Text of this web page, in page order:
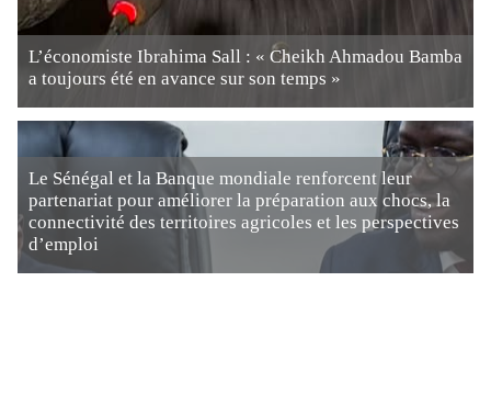
L’économiste Ibrahima Sall : « Cheikh Ahmadou Bamba
a toujours été en avance sur son temps »
Le Sénégal et la Banque mondiale renforcent leur
partenariat pour améliorer la préparation aux chocs, la
connectivité des territoires agricoles et les perspectives
d’emploi